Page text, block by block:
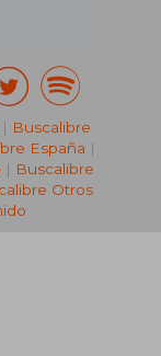
| Buscalibre
España |
| Buscalibre
Otros